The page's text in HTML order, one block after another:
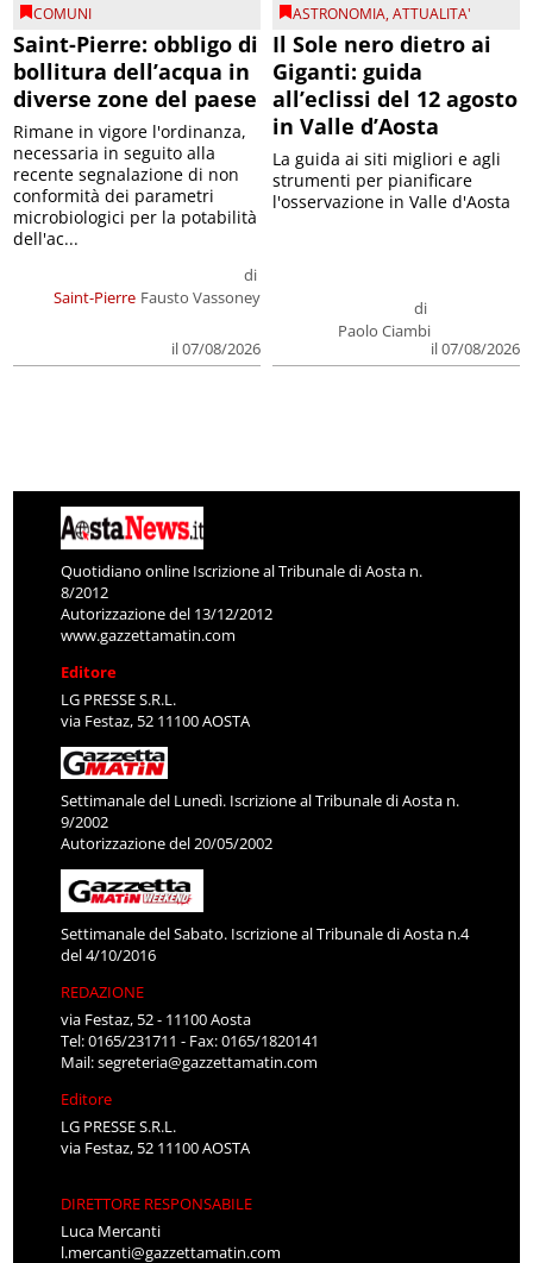
COMUNI
Saint-Pierre: obbligo di
bollitura dell’acqua in
diverse zone del paese
Saint-Pierre
di
Fausto Vassoney
il 07/08/2026
Rimane in vigore l'ordinanza,
necessaria in seguito alla
recente segnalazione di non
conformità dei parametri
microbiologici per la potabilità
dell'ac...
ASTRONOMIA,ATTUALITA'
Il Sole nero dietro ai
Giganti: guida
all’eclissi del 12 agosto
in Valle d’Aosta
di
Paolo Ciambi
il 07/08/2026
La guida ai siti migliori e agli
strumenti per pianificare
l'osservazione in Valle d'Aosta
Quotidiano online Iscrizione al Tribunale di Aosta n.
8/2012
Autorizzazione del 13/12/2012
www.gazzettamatin.com
Editore
LG PRESSE S.R.L.
via Festaz, 52 11100 AOSTA
Settimanale del Lunedì. Iscrizione al Tribunale di Aosta n.
9/2002
Autorizzazione del 20/05/2002
Settimanale del Sabato. Iscrizione al Tribunale di Aosta n.4
del 4/10/2016
REDAZIONE
via Festaz, 52 - 11100 Aosta
Tel: 0165/231711 - Fax: 0165/1820141
Mail:segreteria@gazzettamatin.com
Editore
LG PRESSE S.R.L.
via Festaz, 52 11100 AOSTA
DIRETTORE RESPONSABILE
Luca Mercanti
l.mercanti@gazzettamatin.com